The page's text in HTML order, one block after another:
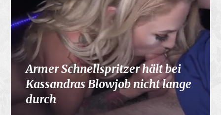
Armer Schnellspritzer hält bei
Kassandras Blowjob nicht lange
durch